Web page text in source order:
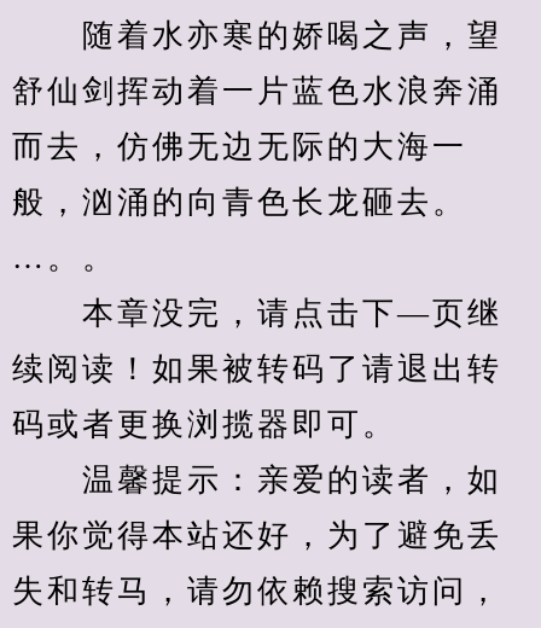
随着水亦寒的娇喝之声，望
舒仙剑挥动着一片蓝色水浪奔涌
而去，仿佛无边无际的大海一
般，汹涌的向青色长龙砸去。
…。。
本章没完，请点击下—页继
续阅读！如果被转码了请退出转
码或者更换浏揽器即可。
温馨提示：亲爱的读者，如
果你觉得本站还好，为了避免丢
失和转马，请勿依赖搜索访问，